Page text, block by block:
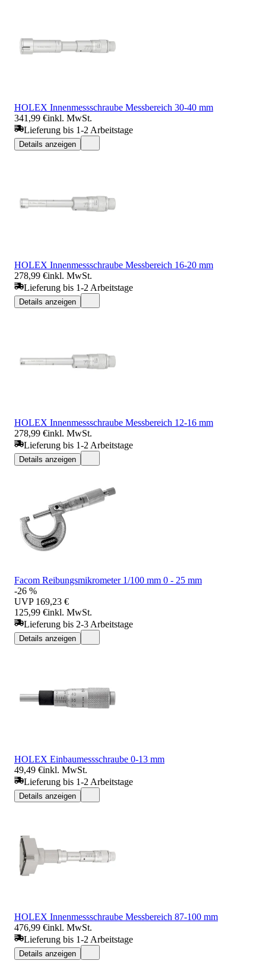
HOLEX Innenmessschraube Messbereich 30-40 mm
341,99 €inkl. MwSt.
Lieferung bis 1-2 Arbeitstage
Details anzeigen
HOLEX Innenmessschraube Messbereich 16-20 mm
278,99 €inkl. MwSt.
Lieferung bis 1-2 Arbeitstage
Details anzeigen
HOLEX Innenmessschraube Messbereich 12-16 mm
278,99 €inkl. MwSt.
Lieferung bis 1-2 Arbeitstage
Details anzeigen
Facom Reibungsmikrometer 1/100 mm 0 - 25 mm
-26 %
UVP 169,23 €
125,99 €inkl. MwSt.
Lieferung bis 2-3 Arbeitstage
Details anzeigen
HOLEX Einbaumessschraube 0-13 mm
49,49 €inkl. MwSt.
Lieferung bis 1-2 Arbeitstage
Details anzeigen
HOLEX Innenmessschraube Messbereich 87-100 mm
476,99 €inkl. MwSt.
Lieferung bis 1-2 Arbeitstage
Details anzeigen